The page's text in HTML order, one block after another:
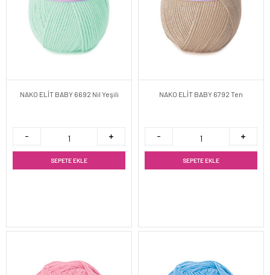
NAKO ELİT BABY 6692 Nil Yeşili
SEPETE EKLE
NAKO ELİT BABY 6792 Ten
SEPETE EKLE